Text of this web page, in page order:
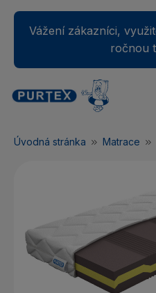
Vážení zákazníci,
ročnou
Váš nákupný košík
Úvodná stránka Matrace